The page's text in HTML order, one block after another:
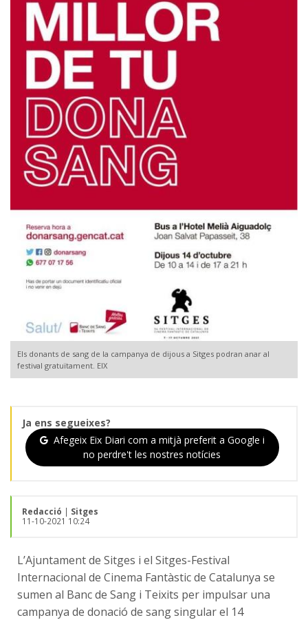
Els donants de sang de la campanya de dijous a Sitges podran anar al
festival gratuïtament. EIX
Ja ens segueixes?
Afegeix Eix Diari com a mitjà preferit a Google i
no perdre't les nostres notícies
Redacció | Sitges
11-10-2021 10:24
L’Ajuntament de Sitges i el Sitges-Festival
Internacional de Cinema Fantàstic de Catalunya se
sumen al Banc de Sang i Teixits per impulsar una
campanya de donació de sang singular el 14